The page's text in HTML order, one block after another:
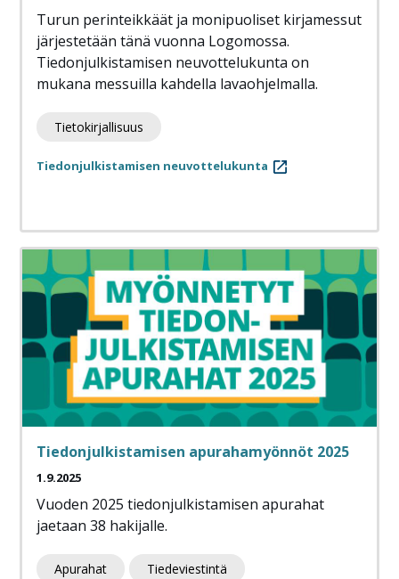
Turun perinteikkäät ja monipuoliset kirjamessut
järjestetään tänä vuonna Logomossa.
Tiedonjulkistamisen neuvottelukunta on
mukana messuilla kahdella lavaohjelmalla.
Tietokirjallisuus
Tiedonjulkistamisen neuvottelukunta
Tiedonjulkistamisen apurahamyönnöt 2025
1.9.2025
Vuoden 2025 tiedonjulkistamisen apurahat
jaetaan 38 hakijalle.
Apurahat Tiedeviestintä